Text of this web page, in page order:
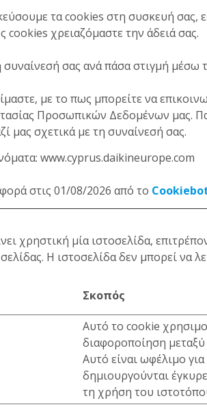
τα cookies στη συσκευή σας,
cookies χρειαζόμαστε την άδειά σας.
σας ανά πάσα στιγμή μέσω
με το πως μπορείτε να
Προσωπικών Δεδομένων μας.
μας σχετικά με τη συναίνεσή σας.
www.cyprus.daikineurope.com
στις 01/08/2026 από το
χρηστική μία ιστοσελίδα,
Η ιστοσελίδα δεν μπορεί να
Σκοπός
Αυτό το cookie
διαφοροποίηση
Αυτό είναι ωφέλιμο
δημιουργούνται
τη χρήση του